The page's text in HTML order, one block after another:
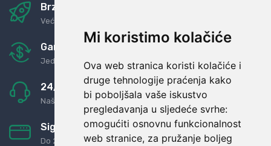
Mi koristimo kolačiće
Ova web stranica koristi kolačiće i
druge tehnologije praćenja kako
bi poboljšala vaše iskustvo
pregledavanja u sljedeće svrhe:
omogućiti osnovnu funkcionalnost
web stranice, za pružanje boljeg
Brza i sigurna dostava
Već za nekoliko dana kod vas
Garancija u povrat novaca
Jednostavno pravilo: Roba za novac
24/7 odlična podrška
Naši agenti uvijek na raspolaganju
Sigurno obročno plaćanje
Do 24 rata bez kamata